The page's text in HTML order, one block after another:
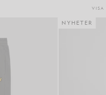
VISA
NYHETER